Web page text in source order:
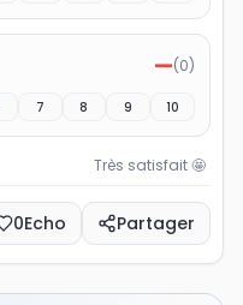
—(0)
7 8 9 10
Très satisfait🤩
0Echo Partager